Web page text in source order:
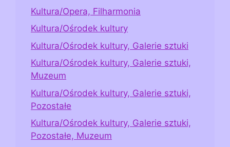
Kultura/Opera, Filharmonia
Kultura/Ośrodek kultury
Kultura/Ośrodek kultury, Galerie sztuki
Kultura/Ośrodek kultury, Galerie sztuki,
Muzeum
Kultura/Ośrodek kultury, Galerie sztuki,
Pozostałe
Kultura/Ośrodek kultury, Galerie sztuki,
Pozostałe, Muzeum